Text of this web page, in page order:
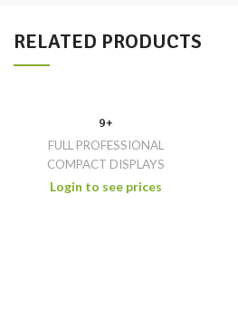
RELATED PRODUCTS
9+
FULL PROFESSIONAL
COMPACT DISPLAYS
Login to see prices